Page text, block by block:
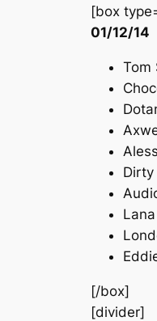
[box
01/12/14
Tom
Dirty
[/box]
[divider]